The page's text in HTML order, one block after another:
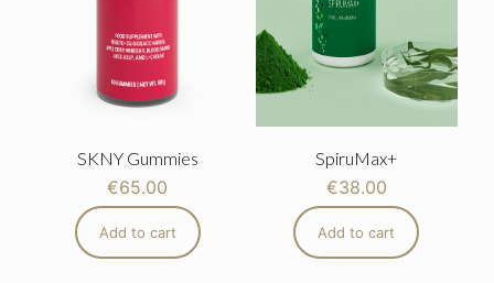
SKNY Gummies
€65.00
Add to cart
SpiruMax+
€38.00
Add to cart